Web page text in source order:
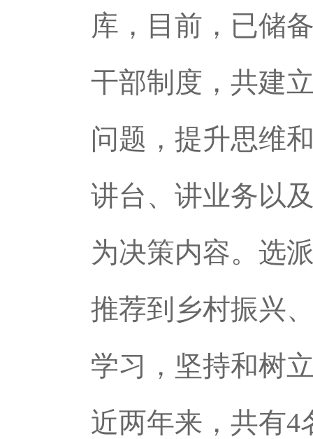
库，目前，已储
干部制度，共建
问题，提升思维
讲台、讲业务以
为决策内容。选
推荐到乡村振兴
学习，坚持和树
近两年来，共有4